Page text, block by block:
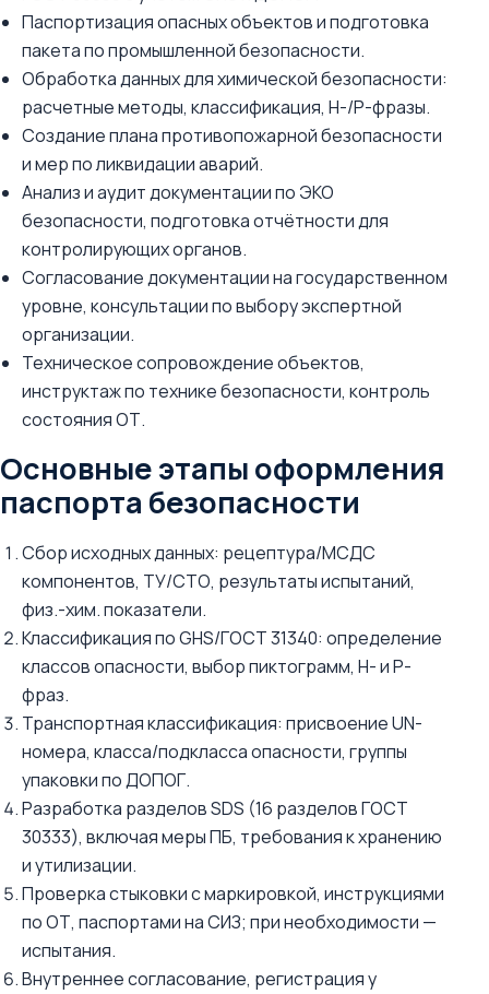
Паспортизация опасных объектов и подготовка
пакета по промышленной безопасности.
Обработка данных для химической безопасности:
расчетные методы, классификация, H-/P-фразы.
Создание плана противопожарной безопасности
и мер по ликвидации аварий.
Анализ и аудит документации по ЭКО
безопасности, подготовка отчётности для
контролирующих органов.
Согласование документации на государственном
уровне, консультации по выбору экспертной
организации.
Техническое сопровождение объектов,
инструктаж по технике безопасности, контроль
состояния ОТ.
Основные этапы оформления
паспорта безопасности
Сбор исходных данных: рецептура/МСДС
компонентов, ТУ/СТО, результаты испытаний,
физ.-хим. показатели.
Классификация по GHS/ГОСТ 31340: определение
классов опасности, выбор пиктограмм, H- и P-
фраз.
Транспортная классификация: присвоение UN-
номера, класса/подкласса опасности, группы
упаковки по ДОПОГ.
Разработка разделов SDS (16 разделов ГОСТ
30333), включая меры ПБ, требования к хранению
и утилизации.
Проверка стыковки с маркировкой, инструкциями
по ОТ, паспортами на СИЗ; при необходимости —
испытания.
Внутреннее согласование, регистрация у